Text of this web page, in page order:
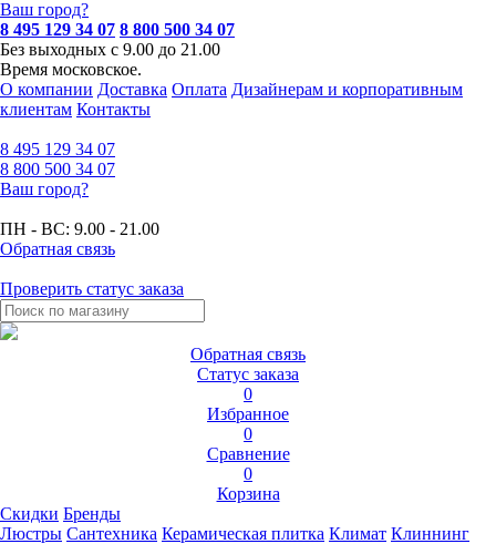
Ваш город?
8 495 129 34 07 8 800 500 34 07
Без выходных с 9.00 до 21.00
Время московское.
О компании Доставка Оплата Дизайнерам и корпоративным
клиентам Контакты
8 495 129 34 07
8 800 500 34 07
Ваш город?
ПН - ВС: 9.00 - 21.00
Обратная связь
Проверить статус заказа
Обратная связь
Статус заказа
0
Избранное
0
Сравнение
0
Корзина
Скидки Бренды
Люстры Сантехника Керамическая плитка Климат Клиннинг